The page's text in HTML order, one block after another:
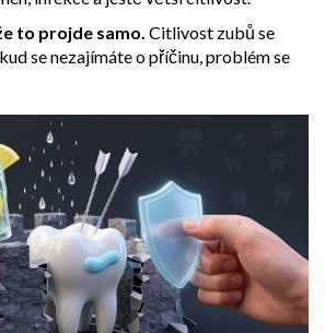
to projde samo. Citlivost zubů se
se nezajímáte o příčinu, problém se